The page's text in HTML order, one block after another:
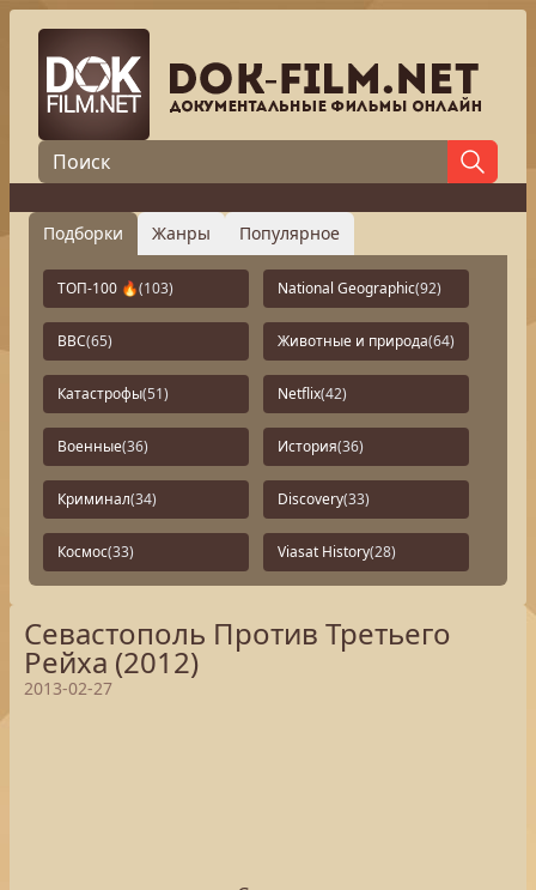
Подборки Жанры Популярное
ТОП-100 🔥(103) National Geographic(92)
BBC(65) Животные и природа(64)
Катастрофы(51) Netflix(42)
Военные(36) История(36)
Криминал(34) Discovery(33)
Космос(33) Viasat History(28)
Севастополь Против Третьего
Рейха (2012)
2013-02-27